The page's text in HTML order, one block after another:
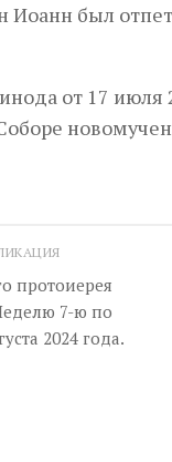
Иоанн был
от 17 июля
протоиерея
7-ю по
2024 года.